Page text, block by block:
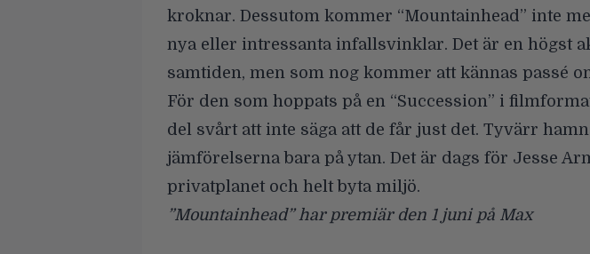
kroknar. Dessutom kommer “Mountainhead” inte
nya eller intressanta infallsvinklar. Det är en högst
samtiden, men som nog kommer att kännas passé
För den som hoppats på en “Succession” i
del svårt att inte säga att de får just det. Tyvärr
jämförelserna bara på ytan. Det är dags för Jesse
privatplanet och helt byta miljö.
”Mountainhead” har premiär den 1 juni på Max